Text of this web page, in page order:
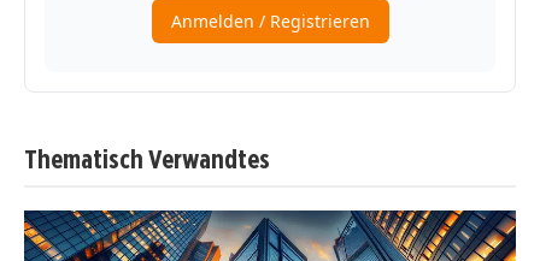
Thematisch Verwandtes